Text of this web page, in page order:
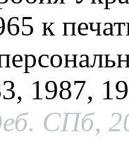
к
1987,
СПб,